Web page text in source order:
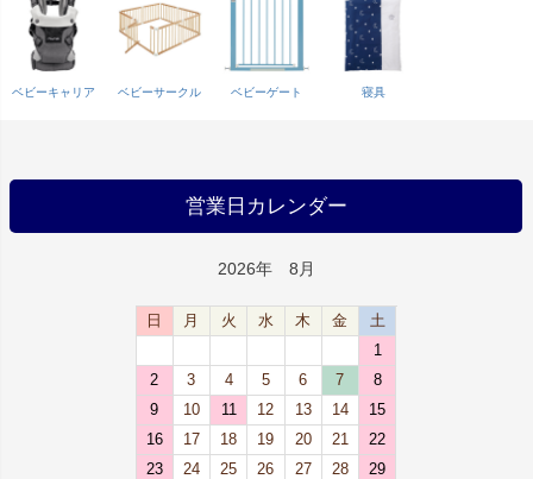
ベビーキャリア ベビーサークル ベビーゲート 寝具
営業日カレンダー
2026年 8月
日 月 火 水 木 金
土
1
2
3 4 5 6 7
8
9
10 11 12 13 14
15
16
17 18 19 20 21
22
23
24 25 26 27 28
29